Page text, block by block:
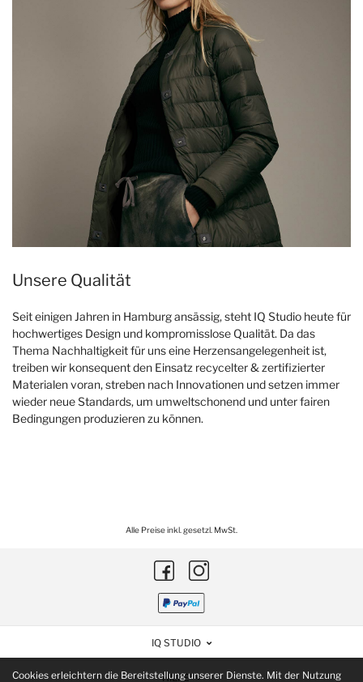
Cookies erleichtern die Bereitstellung unserer Dienste. Mit der Nutzung
Unsere Qualität
Seit einigen Jahren in Hamburg ansässig, steht IQ Studio heute für
hochwertiges Design und kompromisslose Qualität. Da das
Thema Nachhaltigkeit für uns eine Herzensangelegenheit ist,
treiben wir konsequent den Einsatz recycelter & zertifizierter
Materialen voran, streben nach Innovationen und setzen immer
wieder neue Standards, um umweltschonend und unter fairen
Bedingungen produzieren zu können.
Alle Preise inkl. gesetzl. MwSt.
IQ STUDIO
HILFE